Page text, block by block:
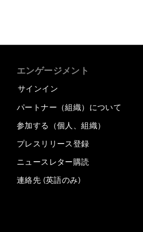
エンゲージメント
サインイン
パートナー（組織）について
参加する（個人、組織）
プレスリリース登録
ニュースレター購読
連絡先 (英語のみ)